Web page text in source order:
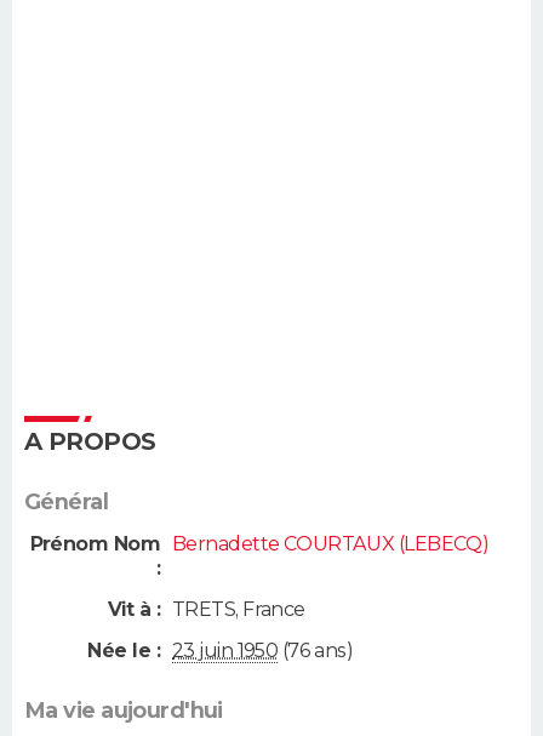
A PROPOS
Général
Prénom Nom
:
Bernadette COURTAUX (LEBECQ)
Vit à : TRETS, France
Née le : 23 juin 1950 (76 ans)
Ma vie aujourd'hui